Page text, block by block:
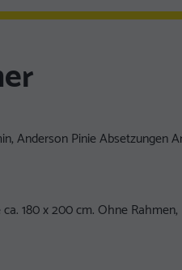
Anderson Pinie Absetzungen
180 x 200 cm. Ohne Rahmen,